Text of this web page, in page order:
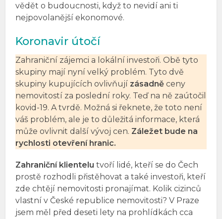
vědět o budoucnosti, když to nevidí ani ti
nejpovolanější ekonomové.
Koronavir útočí
Zahraniční zájemci a lokální investoři. Obě tyto
skupiny mají nyní velký problém. Tyto dvě
skupiny kupujících ovlivňují zásadně ceny
nemovitostí za poslední roky. Teď na ně zaútočil
kovid-19. A tvrdě. Možná si řeknete, že toto není
váš problém, ale je to důležitá informace, která
může ovlivnit další vývoj cen. Záležet bude na
rychlosti otevření hranic.
Zahraniční klientelu tvoří lidé, kteří se do Čech
prostě rozhodli přistěhovat a také investoři, kteří
zde chtějí nemovitosti pronajímat. Kolik cizinců
vlastní v České republice nemovitosti? V Praze
jsem měl před deseti lety na prohlídkách cca